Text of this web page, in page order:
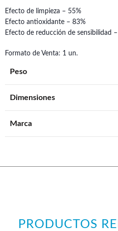
Efecto de limpieza – 55%
Efecto antioxidante – 83%
Efecto de reducción de sensibilidad
Formato de Venta: 1 un.
Peso
Dimensiones
Marca
PRODUCTOS